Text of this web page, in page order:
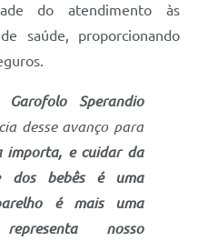
do atendimento às
saúde, proporcionando
Garofolo Sperandio
desse avanço para
importa, e cuidar da
dos bebês é uma
é mais uma
nosso